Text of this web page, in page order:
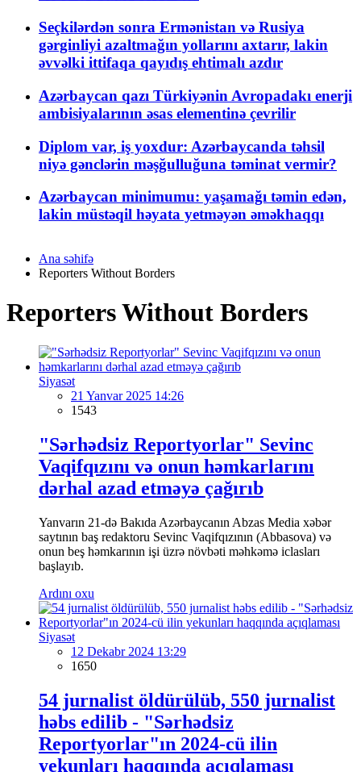
Seçkilərdən sonra Ermənistan və Rusiya
gərginliyi azaltmağın yollarını axtarır, lakin
əvvəlki ittifaqa qayıdış ehtimalı azdır
Azərbaycan qazı Türkiyənin Avropadakı enerji
ambisiyalarının əsas elementinə çevrilir
Diplom var, iş yoxdur: Azərbaycanda təhsil
niyə gənclərin məşğulluğuna təminat vermir?
Azərbaycan minimumu: yaşamağı təmin edən,
lakin müstəqil həyata yetməyən əməkhaqqı
Ana səhifə
Reporters Without Borders
Reporters Without Borders
Siyasət
21 Yanvar 2025 14:26
1543
"Sərhədsiz Reportyorlar" Sevinc
Vaqifqızını və onun həmkarlarını
dərhal azad etməyə çağırıb
Yanvarın 21-də Bakıda Azərbaycanın Abzas Media xəbər
saytının baş redaktoru Sevinc Vaqifqızının (Abbasova) və
onun beş həmkarının işi üzrə növbəti məhkəmə iclasları
başlayıb.
Ardını oxu
Siyasət
12 Dekabr 2024 13:29
1650
54 jurnalist öldürülüb, 550 jurnalist
həbs edilib - "Sərhədsiz
Reportyorlar"ın 2024-cü ilin
yekunları haqqında açıqlaması